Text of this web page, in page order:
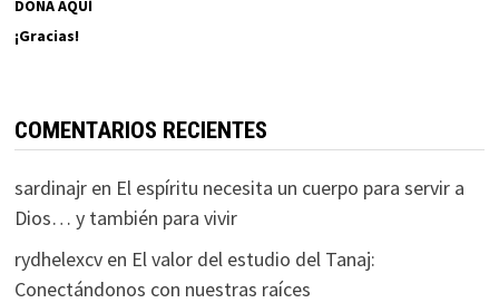
DONA AQUÍ
¡Gracias!
COMENTARIOS RECIENTES
sardinajren El espíritu necesita un cuerpo para servir a
Dios… y también para vivir
rydhelexcven El valor del estudio del Tanaj:
Conectándonos con nuestras raíces